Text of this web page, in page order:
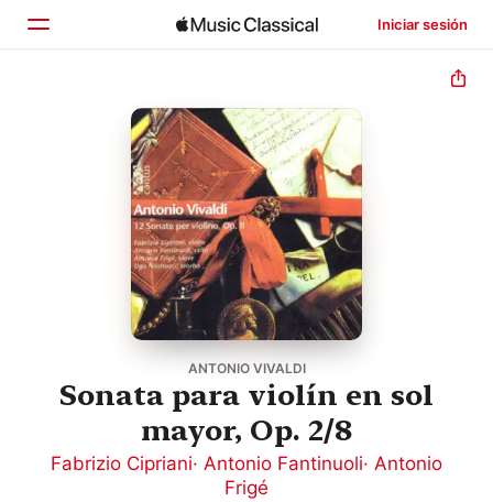
Iniciar sesión
Explorar
ANTONIO VIVALDI
Sonata para violín en sol
mayor, Op. 2/8
Fabrizio Cipriani· Antonio Fantinuoli· Antonio
Frigé